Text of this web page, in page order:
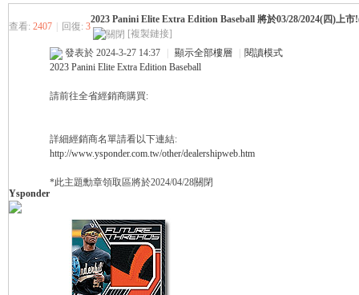
查看: 2407 回復: 3
2023 Panini Elite Extra Edition Baseball 將於03/28/2024(四)上
[複製鏈接]
Ysponder
發表於 2024-3-27 14:37 顯示全部樓層
閱讀模式
2023 Panini Elite Extra Edition Baseball
請前往全省經銷商購買:
詳細經銷商名單請看以下連結:
http://www.ysponder.com.tw/other/dealershipweb.htm
*此主題勳章領取區將於2024/04/28關閉